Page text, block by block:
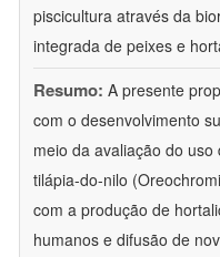
piscicultura através da
integrada de peixes e
Resumo: A presente
com o desenvolvimento
meio da avaliação do
tilápia-do-nilo
com a produção de
humanos e difusão de